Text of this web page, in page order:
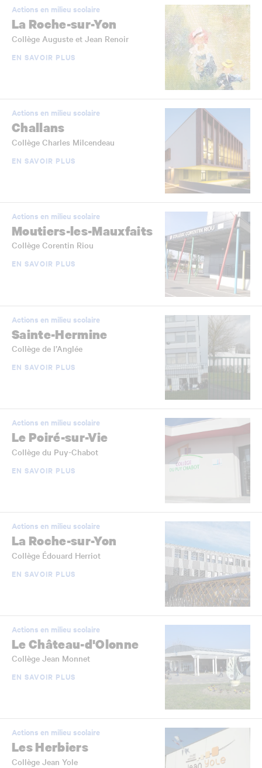
Actions en milieu scolaire
La Roche-sur-Yon
Collège Auguste et Jean Renoir
EN SAVOIR PLUS
Actions en milieu scolaire
Challans
Collège Charles Milcendeau
EN SAVOIR PLUS
Actions en milieu scolaire
Moutiers-les-Mauxfaits
Collège Corentin Riou
EN SAVOIR PLUS
Actions en milieu scolaire
Sainte-Hermine
Collège de l’Anglée
EN SAVOIR PLUS
Actions en milieu scolaire
Le Poiré-sur-Vie
Collège du Puy-Chabot
EN SAVOIR PLUS
Actions en milieu scolaire
La Roche-sur-Yon
Collège Édouard Herriot
EN SAVOIR PLUS
Actions en milieu scolaire
Le Château-d'Olonne
Collège Jean Monnet
EN SAVOIR PLUS
Actions en milieu scolaire
Les Herbiers
Collège Jean Yole